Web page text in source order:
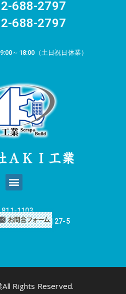
688-2797
688-2797
～18:00（土日祝日休業）
811-1103
良区四箇6丁目27-5
Rights Reserved.